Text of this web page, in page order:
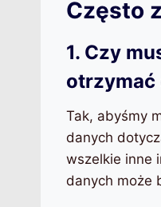
Często
1. Czy
otrzymać
Tak, abyśmy
danych
wszelkie inne
danych może